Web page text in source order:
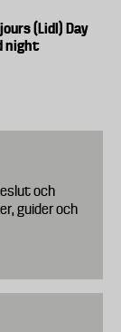
(Lidl) Day
night
och
guider och